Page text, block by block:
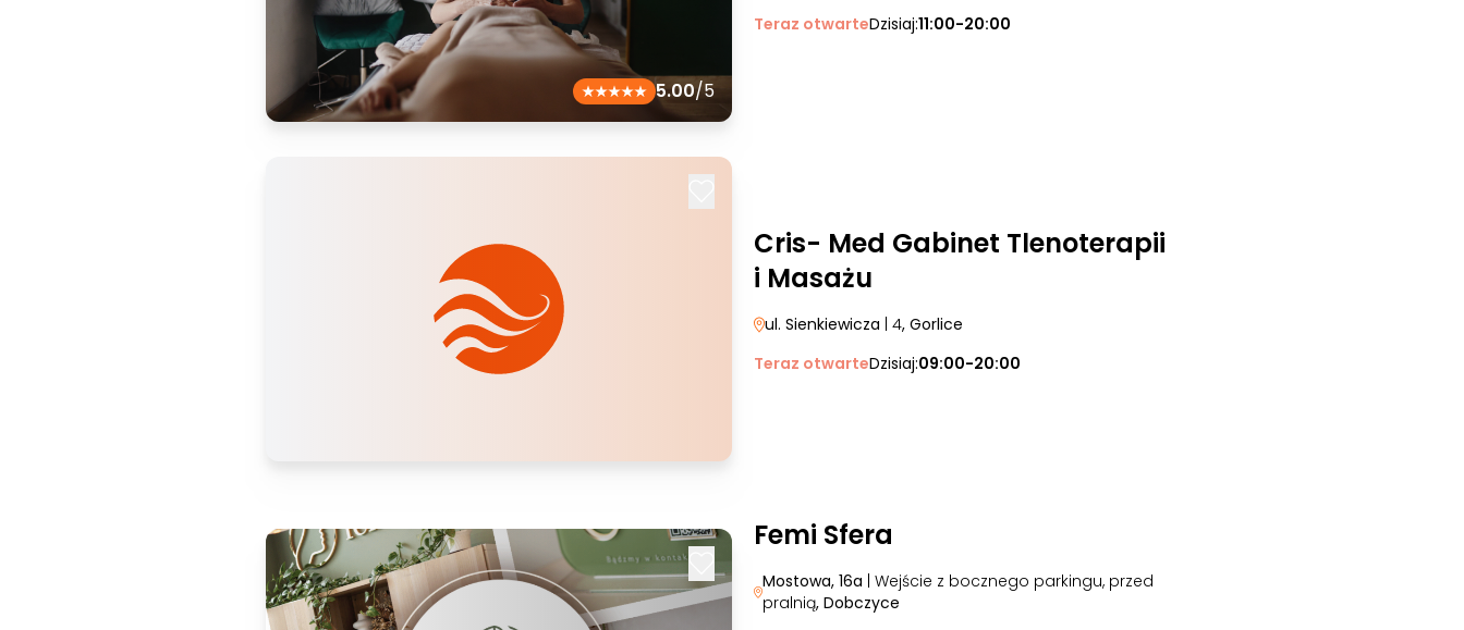
5.00/5
Teraz otwarteDzisiaj:11:00-20:00
Cris- Med Gabinet Tlenoterapii
i Masażu
ul. Sienkiewicza | 4, Gorlice
Teraz otwarteDzisiaj:09:00-20:00
Femi Sfera
Mostowa, 16a | Wejście z bocznego parkingu, przed
pralnią, Dobczyce